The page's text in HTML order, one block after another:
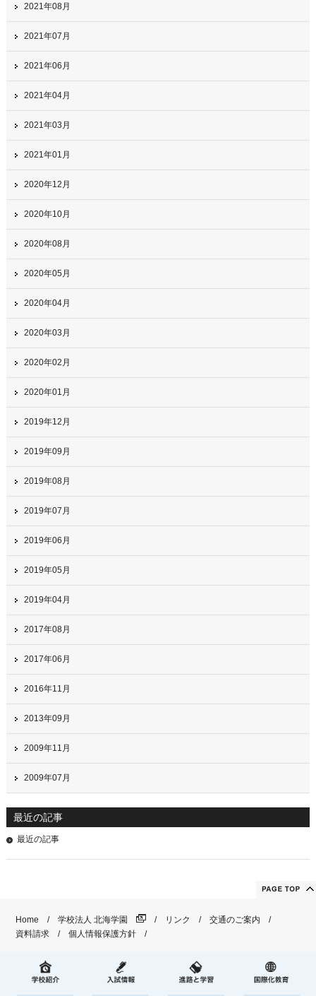
2021年08月
2021年07月
2021年06月
2021年04月
2021年03月
2021年01月
2020年12月
2020年10月
2020年08月
2020年05月
2020年04月
2020年03月
2020年02月
2020年01月
2019年12月
2019年09月
2019年08月
2019年07月
2019年06月
2019年05月
2019年04月
2017年08月
2017年06月
2016年11月
2013年09月
2009年11月
2009年07月
最近の記事
最近の記事
Home 学校法人 北海学園 リンク
交通のご案内
資料請求
個人情報保護方針